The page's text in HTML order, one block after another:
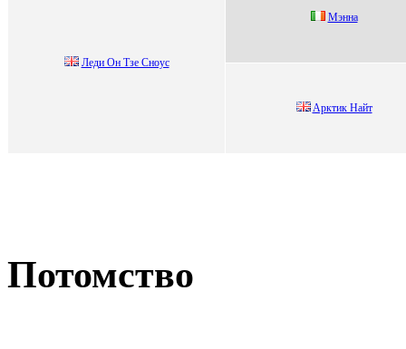
Леди Oн Tзе Сноуc
Мэнна
Aрктик Hайт
Потомство